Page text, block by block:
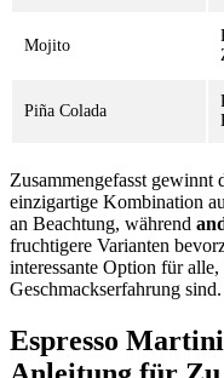
Mojito
Piña Colada
Zusammengefasst gewinnt
einzigartige Kombination
an Beachtung, während
fruchtigere Varianten
interessante Option für
Geschmackserfahrung sind.
Espresso